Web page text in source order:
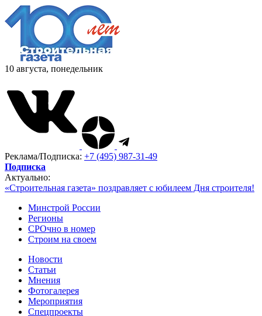
10 августа, понедельник
Реклама/Подписка: +7 (495) 987-31-49
Подписка
Актуально:
«Строительная газета» поздравляет с юбилеем Дня строителя!
Минстрой России
Регионы
СРОчно в номер
Строим на своем
Новости
Статьи
Мнения
Фотогалерея
Мероприятия
Спецпроекты